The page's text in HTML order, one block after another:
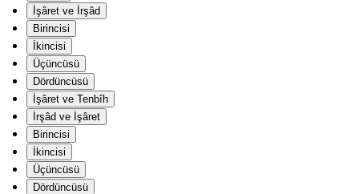
İşâret ve İrşâd
Birincisi
İkincisi
Üçüncüsü
Dördüncüsü
İşâret ve Tenbîh
İrşâd ve İşâret
Birincisi
İkincisi
Üçüncüsü
Dördüncüsü